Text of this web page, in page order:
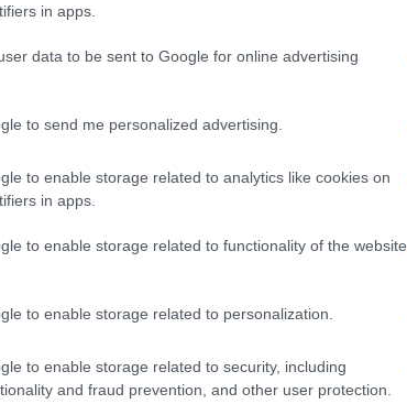
in apps.
data to be sent to Google for online advertising
to send me personalized advertising.
to enable storage related to analytics like cookies on
in apps.
to enable storage related to functionality of the website
to enable storage related to personalization.
to enable storage related to security, including
and fraud prevention, and other user protection.
Σύμβουλος της Mazda,Masahiro
MX-5. Στην εποχή της ηλεκτροκίνησης,
της οδήγησης που αντιπροσωπεύει το MX-
ηλεκτρικής μονάδας κίνησης, είναι η
σκληρά για να το κυκλοφορήσουμε. Η
στους ανθρώπους ότι τα αυτοκίνητα είναι